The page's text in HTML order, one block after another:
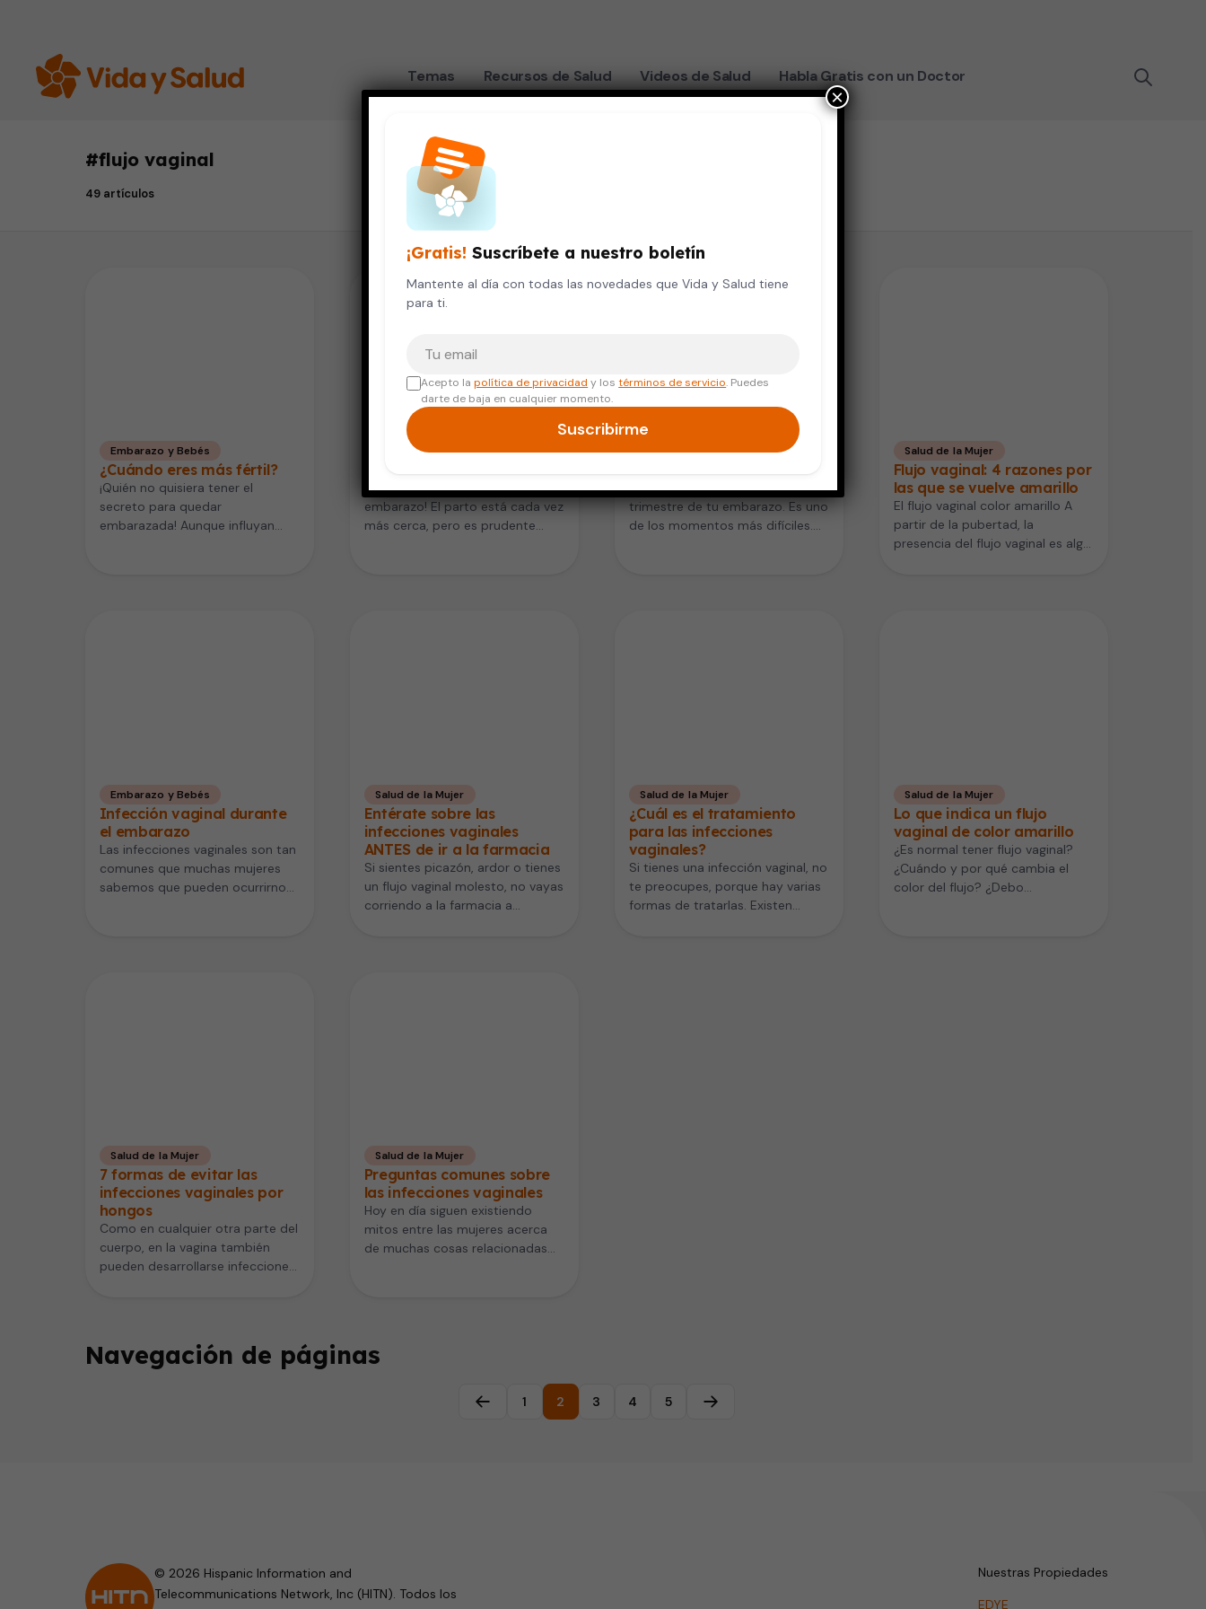
Temas Recursos de Salud Videos de Salud Habla Gratis con un Doctor
#flujo vaginal
49 artículos
Embarazo y Bebés
¿Cuándo eres más fértil?
¡Quién no quisiera tener el
secreto para quedar
embarazada! Aunque influyan
Embarazo y Bebés
¡Ya tienes ocho meses de
embarazo! El parto está cada vez
más cerca, pero es prudente
Embarazo y Bebés
Empiezas el tercer y último
trimestre de tu embarazo. Es uno
de los momentos más difíciles.
Salud de la Mujer
Flujo vaginal: 4 razones por
las que se vuelve amarillo
El flujo vaginal color amarillo A
partir de la pubertad, la
presencia del flujo vaginal es algo
Embarazo y Bebés
Infección vaginal durante
el embarazo
Las infecciones vaginales son tan
comunes que muchas mujeres
sabemos que pueden ocurrirnos
Salud de la Mujer
Entérate sobre las
infecciones vaginales
ANTES de ir a la farmacia
Si sientes picazón, ardor o tienes
un flujo vaginal molesto, no vayas
corriendo a la farmacia a
Salud de la Mujer
¿Cuál es el tratamiento
para las infecciones
vaginales?
Si tienes una infección vaginal, no
te preocupes, porque hay varias
formas de tratarlas. Existen
Salud de la Mujer
Lo que indica un flujo
vaginal de color amarillo
¿Es normal tener flujo vaginal?
¿Cuándo y por qué cambia el
color del flujo? ¿Debo
Salud de la Mujer
7 formas de evitar las
infecciones vaginales por
hongos
Como en cualquier otra parte del
cuerpo, en la vagina también
pueden desarrollarse infecciones,
Salud de la Mujer
Preguntas comunes sobre
las infecciones vaginales
Hoy en día siguen existiendo
mitos entre las mujeres acerca
de muchas cosas relacionadas
Navegación de páginas
Página anterior
1 2 3 4 5 Página siguiente
© 2026 Hispanic Information and
Telecommunications Network, Inc (HITN). Todos los
Nuestras Propiedades
EDYE
¡Gratis! Suscríbete a nuestro boletín
Mantente al día con todas las novedades que Vida y Salud tiene
para ti.
Acepto lapolítica de privacidad y lostérminos de servicio. Puedes
darte de baja en cualquier momento.
Suscribirme
×